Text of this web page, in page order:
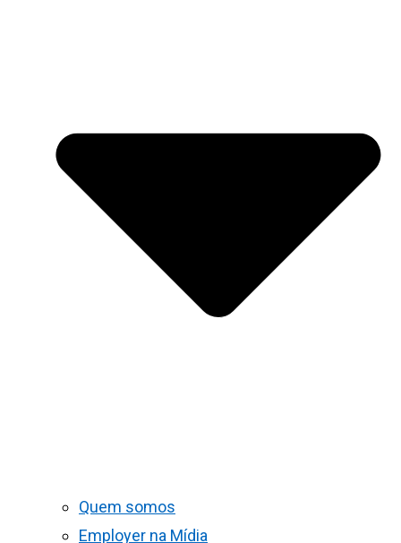
Quem somos
Employer na Mídia